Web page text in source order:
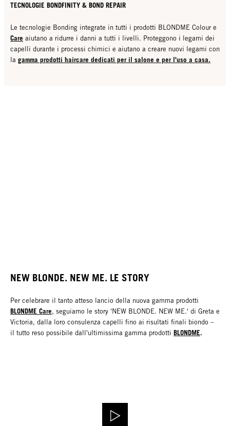
TECNOLOGIE BONDFINITY & BOND REPAIR
Le tecnologie Bonding integrate in tutti i prodotti BLONDME Colour e
Care aiutano a ridurre i danni a tutti i livelli. Proteggono i legami dei
capelli durante i processi chimici e aiutano a creare nuovi legami con
la gamma prodotti haircare dedicati per il salone e per l'uso a casa.
NEW BLONDE. NEW ME. LE STORY
Per celebrare il tanto atteso lancio della nuova gamma prodotti
BLONDME Care, seguiamo le story 'NEW BLONDE. NEW ME.' di Greta e
Victoria, dalla loro consulenza capelli fino ai risultati finali biondo –
il tutto reso possibile dall'ultimissima gamma prodotti BLONDME.